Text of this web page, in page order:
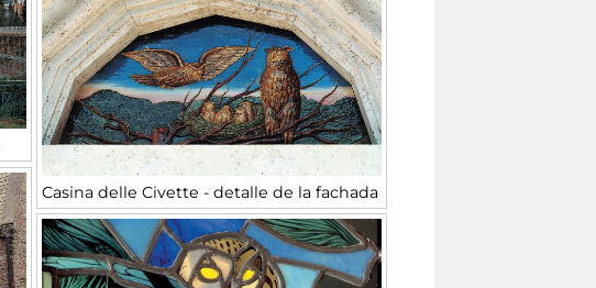
Casina delle Civette - detalle de la fachada